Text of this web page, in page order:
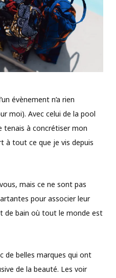
évènement n’a rien
moi). Avec celui de la pool
tenais à concrétiser mon
à tout ce que je vis depuis
mais ce ne sont pas
pour associer leur
de bain où tout le monde est
de belles marques qui ont
de la beauté. Les voir